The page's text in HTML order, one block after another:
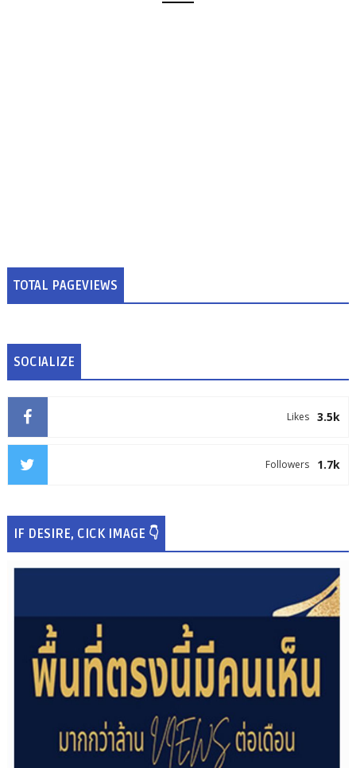
TOTAL PAGEVIEWS
SOCIALIZE
3.5k
Likes
1.7k
Followers
IF DESIRE, CICK IMAGE 👇